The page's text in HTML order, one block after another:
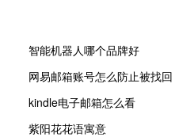
智能机器人哪个品牌好
网易邮箱账号怎么防止被找回
kindle电子邮箱怎么看
紫阳花花语寓意